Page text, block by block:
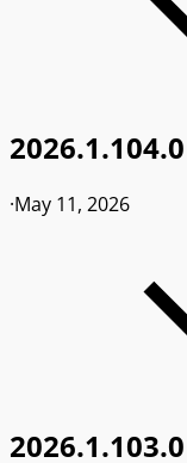
2026.1.104.0
·May 11, 2026
2026.1.103.0